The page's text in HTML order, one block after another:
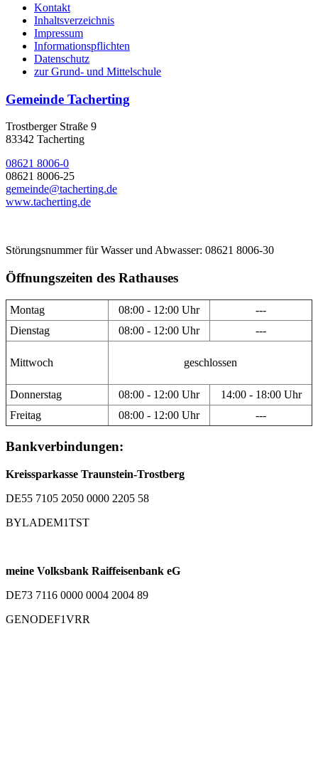
Kontakt
Inhaltsverzeichnis
Impressum
Informationspflichten
Datenschutz
zur Grund- und Mittelschule
Gemeinde Tacherting
Trostberger Straße 9
83342 Tacherting
08621 8006-0
08621 8006-25
gemeinde@tacherting.de
www.tacherting.de
Störungsnummer für Wasser und Abwasser: 08621 8006-30
Öffnungszeiten des Rathauses
Montag 08:00 - 12:00 Uhr
---
Dienstag
08:00 - 12:00 Uhr ---
Mittwoch geschlossen
Donnerstag 08:00 - 12:00 Uhr
14:00 - 18:00 Uhr
Freitag
08:00 - 12:00 Uhr ---
Bankverbindungen:
Kreissparkasse Traunstein-Trostberg
DE55 7105 2050 0000 2205 58
BYLADEM1TST
meine Volksbank Raiffeisenbank eG
DE73 7116 0000 0004 2004 89
GENODEF1VRR